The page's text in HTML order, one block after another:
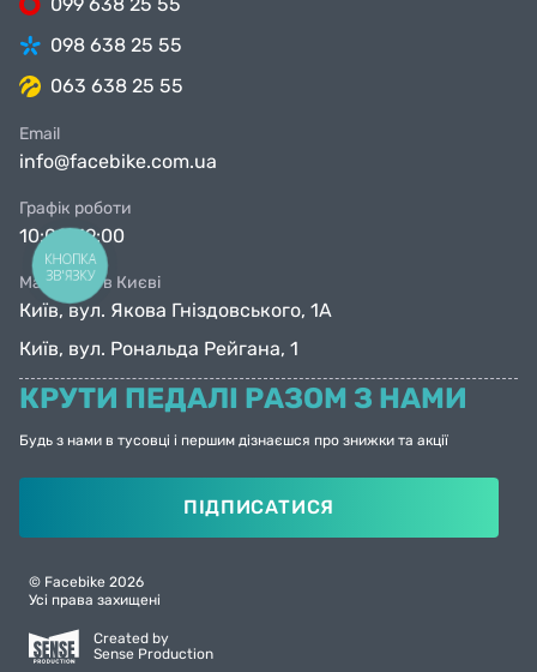
098 638 25 55
063 638 25 55
Email
info@facebike.com.ua
Графік роботи
10:00-19:00
Магазини в Києві
Київ, вул. Якова Гніздовського, 1А
Київ, вул. Рональда Рейгана, 1
КРУТИ ПЕДАЛІ РАЗОМ З НАМИ
Будь з нами в тусовці і першим дізнаєшся про знижки та акції
ПІДПИСАТИСЯ
© Facebike 2026
Усі права захищені
Created by
Sense Production
КНОПКА
ЗВ'ЯЗКУ